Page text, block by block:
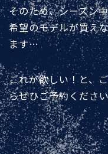
そのため、シーズン
希望のモデルが買え
ます…
これが欲しい！と、
らぜひご予約くださ